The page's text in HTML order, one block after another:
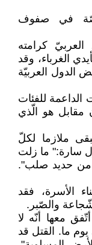
في صفوف
العربيّ كرامته
الغرباء، وقد
الدول العربيّة
الداعمة للفئات
مقابل هو الّذي
ملازما لكلّ
سارة:" ما زلت
من حديد صلب".
الأسرة، فقد
والصّبر.
معها أنّه لا
ما. القتل قد